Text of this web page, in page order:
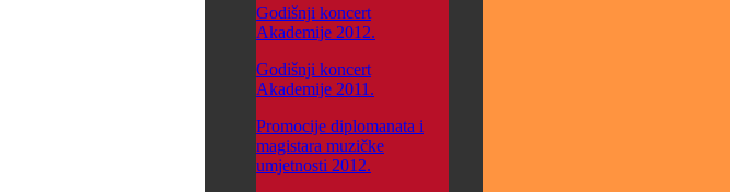
Godišnji koncert
Akademije 2012.
Godišnji koncert
Akademije 2011.
Promocije diplomanata i
magistara muzičke
umjetnosti 2012.